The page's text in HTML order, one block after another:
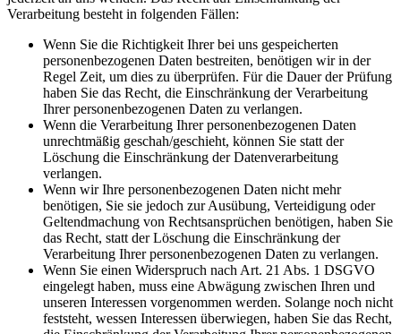
Verarbeitung besteht in folgenden Fällen:
Wenn Sie die Richtigkeit Ihrer bei uns gespeicherten
personenbezogenen Daten bestreiten, benötigen wir in der
Regel Zeit, um dies zu überprüfen. Für die Dauer der Prüfung
haben Sie das Recht, die Einschränkung der Verarbeitung
Ihrer personenbezogenen Daten zu verlangen.
Wenn die Verarbeitung Ihrer personenbezogenen Daten
unrechtmäßig geschah/geschieht, können Sie statt der
Löschung die Einschränkung der Datenverarbeitung
verlangen.
Wenn wir Ihre personenbezogenen Daten nicht mehr
benötigen, Sie sie jedoch zur Ausübung, Verteidigung oder
Geltendmachung von Rechtsansprüchen benötigen, haben Sie
das Recht, statt der Löschung die Einschränkung der
Verarbeitung Ihrer personenbezogenen Daten zu verlangen.
Wenn Sie einen Widerspruch nach Art. 21 Abs. 1 DSGVO
eingelegt haben, muss eine Abwägung zwischen Ihren und
unseren Interessen vorgenommen werden. Solange noch nicht
feststeht, wessen Interessen überwiegen, haben Sie das Recht,